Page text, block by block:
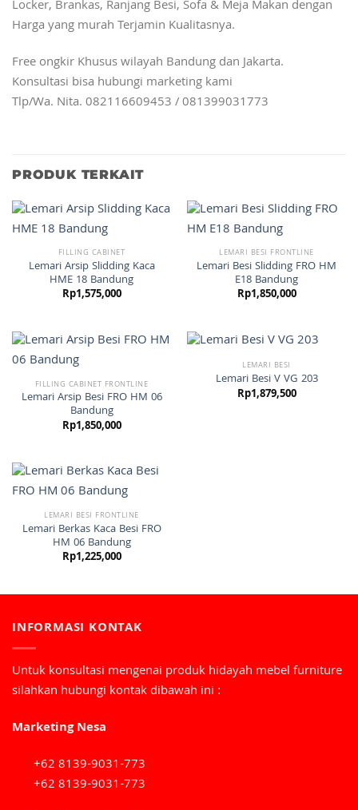
Locker, Brankas, Ranjang Besi, Sofa & Meja Makan dengan
Harga yang murah Terjamin Kualitasnya.
Free ongkir Khusus wilayah Bandung dan Jakarta.
Konsultasi bisa hubungi marketing kami
Tlp/Wa. Nita. 082116609453 / 081399031773
PRODUK TERKAIT
FILLING CABINET
Lemari Arsip Slidding Kaca
HME 18 Bandung
Rp1,575,000
LEMARI BESI FRONTLINE
Lemari Besi Slidding FRO HM
E18 Bandung
Rp1,850,000
FILLING CABINET FRONTLINE
Lemari Arsip Besi FRO HM 06
Bandung
Rp1,850,000
LEMARI BESI
Lemari Besi V VG 203
Rp1,879,500
LEMARI BESI FRONTLINE
Lemari Berkas Kaca Besi FRO
HM 06 Bandung
Rp1,225,000
INFORMASI KONTAK
Untuk konsultasi mengenai produk hidayah mebel furniture
silahkan hubungi kontak dibawah ini :
Marketing Nesa
+62 8139-9031-773
+62 8139-9031-773